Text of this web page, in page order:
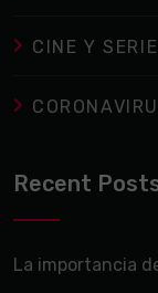
CINE Y
Recent
La importancia